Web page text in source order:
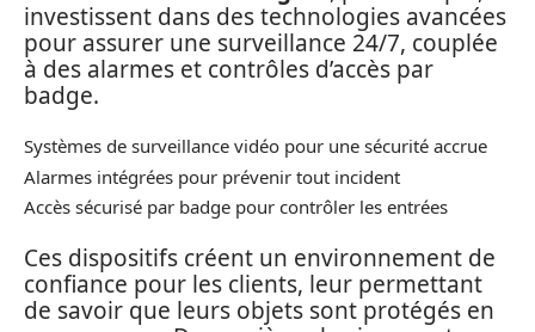
investissent dans des technologies avancées
pour assurer une surveillance 24/7, couplée
à des alarmes et contrôles d’accès par
badge.
Systèmes de surveillance vidéo pour une sécurité accrue
Alarmes intégrées pour prévenir tout incident
Accès sécurisé par badge pour contrôler les entrées
Ces dispositifs créent un environnement de
confiance pour les clients, leur permettant
de savoir que leurs objets sont protégés en